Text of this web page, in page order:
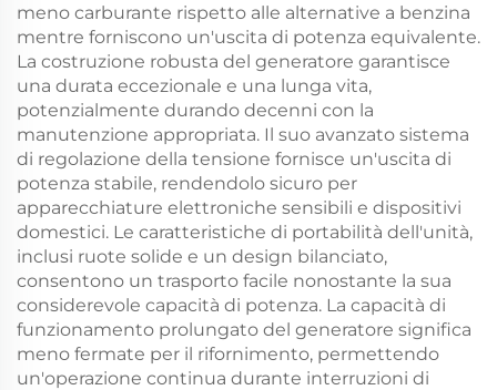
meno carburante rispetto alle alternative a benzina
mentre forniscono un'uscita di potenza equivalente.
La costruzione robusta del generatore garantisce
una durata eccezionale e una lunga vita,
potenzialmente durando decenni con la
manutenzione appropriata. Il suo avanzato sistema
di regolazione della tensione fornisce un'uscita di
potenza stabile, rendendolo sicuro per
apparecchiature elettroniche sensibili e dispositivi
domestici. Le caratteristiche di portabilità dell'unità,
inclusi ruote solide e un design bilanciato,
consentono un trasporto facile nonostante la sua
considerevole capacità di potenza. La capacità di
funzionamento prolungato del generatore significa
meno fermate per il rifornimento, permettendo
un'operazione continua durante interruzioni di